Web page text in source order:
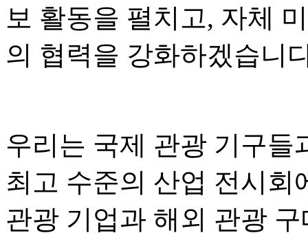
보 활동을 펼치고, 자체
의 협력을 강화하겠습니
우리는 국제 관광 기구들
최고 수준의 산업 전시회
관광 기업과 해외 관광